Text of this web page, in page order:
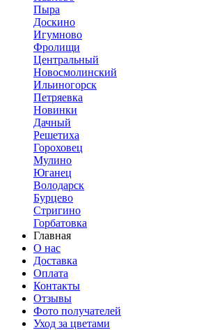
Пыра
Доскино
Игумново
Фролищи
Центральный
Новосмолинский
Ильиногорск
Петряевка
Новинки
Дачный
Решетиха
Гороховец
Мулино
Юганец
Володарск
Бурцево
Стригино
Горбатовка
Главная
О нас
Доставка
Оплата
Контакты
Отзывы
Фото получателей
Уход за цветами